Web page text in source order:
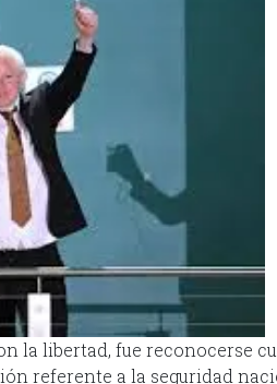
la libertad, fue reconocerse
referente a la seguridad